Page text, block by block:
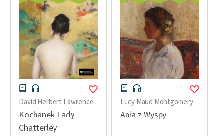
David Herbert Lawrence
Kochanek Lady
Chatterley
Lucy Maud Montgomery
Ania z Wyspy